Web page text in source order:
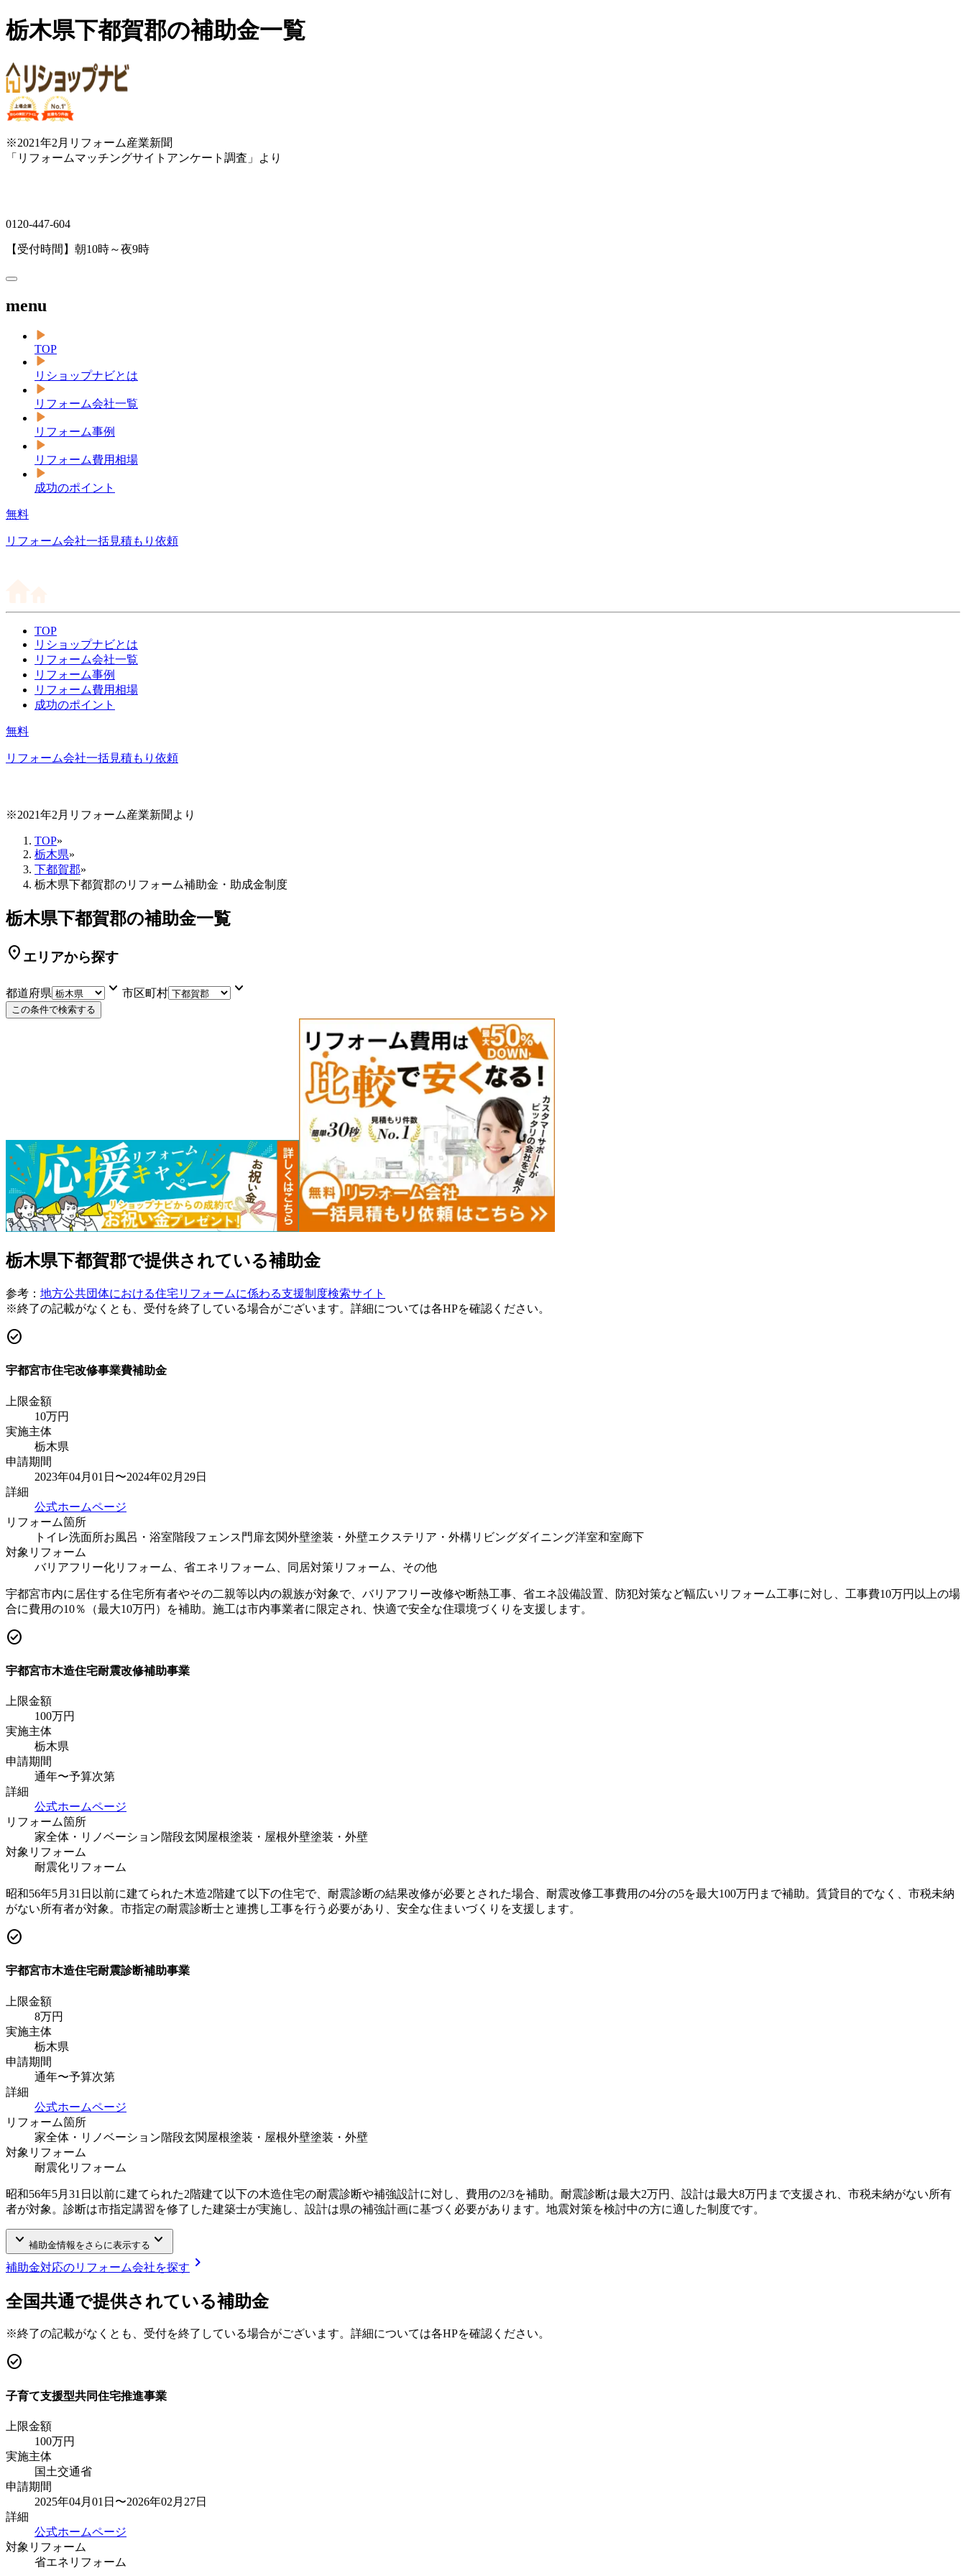
栃木県下都賀郡の補助金一覧
※2021年2月リフォーム産業新聞
「リフォームマッチングサイトアンケート調査」より
0120-447-604
【受付時間】朝10時～夜9時
menu
TOP
リショップナビとは
リフォーム会社一覧
リフォーム事例
リフォーム費用相場
成功のポイント
無料
リフォーム会社一括見積もり依頼
TOP
リショップナビとは
リフォーム会社一覧
リフォーム事例
リフォーム費用相場
成功のポイント
無料
リフォーム会社一括見積もり依頼
※2021年2月リフォーム産業新聞より
TOP»
栃木県»
下都賀郡»
栃木県下都賀郡のリフォーム補助金・助成金制度
栃木県下都賀郡の補助金一覧
location_on エリアから探す
都道府県 keyboard_arrow_down 市区町村 keyboard_arrow_down
この条件で検索する
栃木県下都賀郡で提供されている補助金
参考： 地方公共団体における住宅リフォームに係わる支援制度検索サイト
※終了の記載がなくとも、受付を終了している場合がございます。詳細については各HPを確認ください。
check_circle
宇都宮市住宅改修事業費補助金
上限金額
10万円
実施主体
栃木県
申請期間
2023年04月01日〜2024年02月29日
詳細
公式ホームページ
リフォーム箇所
トイレ洗面所お風呂・浴室階段フェンス 門扉玄関外壁塗装・外壁エクステリア・外構リビングダイニング洋室和室廊下
対象リフォーム
バリアフリー化リフォーム、省エネリフォーム、同居対策リフォーム、その他
宇都宮市内に居住する住宅所有者やその二親等以内の親族が対象で、バリアフリー改修や断熱工事、省エネ設備設置、防犯対策など幅広いリフォーム工事に対し、工事費10万円以上の場
合に費用の10％（最大10万円）を補助。施工は市内事業者に限定され、快適で安全な住環境づくりを支援します。
check_circle
宇都宮市木造住宅耐震改修補助事業
上限金額
100万円
実施主体
栃木県
申請期間
通年〜予算次第
詳細
公式ホームページ
リフォーム箇所
家全体・リノベーション階段玄関 屋根塗装・屋根外壁塗装・外壁
対象リフォーム
耐震化リフォーム
昭和56年5月31日以前に建てられた木造2階建て以下の住宅で、耐震診断の結果改修が必要とされた場合、耐震改修工事費用の4分の5を最大100万円まで補助。賃貸目的でなく、市税未納
がない所有者が対象。市指定の耐震診断士と連携し工事を行う必要があり、安全な住まいづくりを支援します。
check_circle
宇都宮市木造住宅耐震診断補助事業
上限金額
8万円
実施主体
栃木県
申請期間
通年〜予算次第
詳細
公式ホームページ
リフォーム箇所
家全体・リノベーション階段玄関 屋根塗装・屋根外壁塗装・外壁
対象リフォーム
耐震化リフォーム
昭和56年5月31日以前に建てられた2階建て以下の木造住宅の耐震診断や補強設計に対し、費用の2/3を補助。耐震診断は最大2万円、設計は最大8万円まで支援され、市税未納がない所有
者が対象。診断は市指定講習を修了した建築士が実施し、設計は県の補強計画に基づく必要があります。地震対策を検討中の方に適した制度です。
keyboard_arrow_down 補助金情報をさらに表示する keyboard_arrow_down
補助金対応のリフォーム会社を探す chevron_right
全国共通で提供されている補助金
※終了の記載がなくとも、受付を終了している場合がございます。詳細については各HPを確認ください。
check_circle
子育て支援型共同住宅推進事業
上限金額
100万円
実施主体
国土交通省
申請期間
2025年04月01日〜2026年02月27日
詳細
公式ホームページ
対象リフォーム
省エネリフォーム